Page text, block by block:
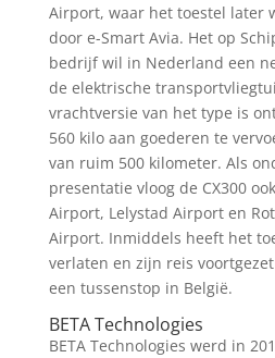
Airport, waar het toestel later
door e-Smart Avia. Het op
bedrijf wil in Nederland een
de elektrische
vrachtversie van het type is
560 kilo aan goederen te
van ruim 500 kilometer. Als
presentatie vloog de CX300
Airport, Lelystad Airport en
Airport. Inmiddels heeft het
verlaten en zijn reis
een tussenstop in België.
BETA Technologies
BETA Technologies werd in